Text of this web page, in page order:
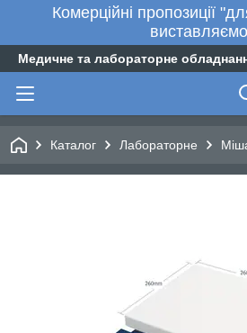
Комерційні пропозиції
Медичне та лабораторне
Каталог Лабораторне